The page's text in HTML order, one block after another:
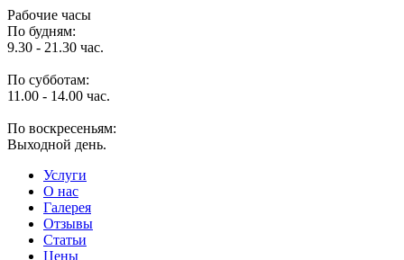
Рабочие часы
По будням:
9.30 - 21.30 час.
По субботам:
11.00 - 14.00 час.
По воскресеньям:
Выходной день.
Услуги
O нас
Галерея
Отзывы
Статьи
Цены